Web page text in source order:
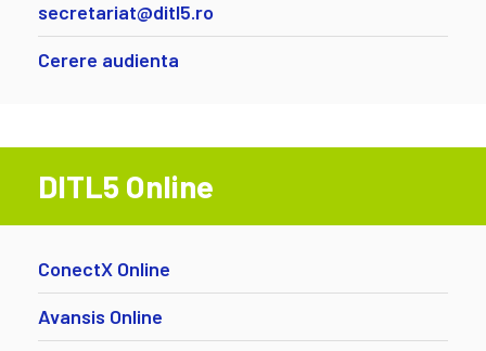
secretariat@ditl5.ro
Cerere audienta
DITL5 Online
ConectX Online
Avansis Online